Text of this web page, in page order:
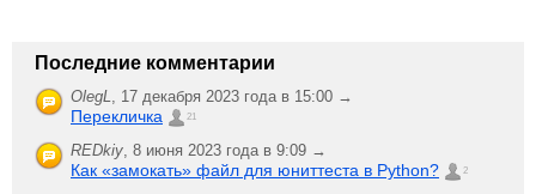
Последние комментарии
OlegL, 17 декабря 2023 года в 15:00 →
Перекличка 21
REDkiy, 8 июня 2023 года в 9:09 →
Как «замокать» файл для юниттеста в Python? 2